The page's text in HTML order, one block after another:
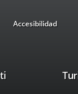
Accesibilidad